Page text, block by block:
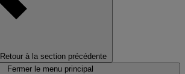
Retour à la section précédente
Fermer le menu principal